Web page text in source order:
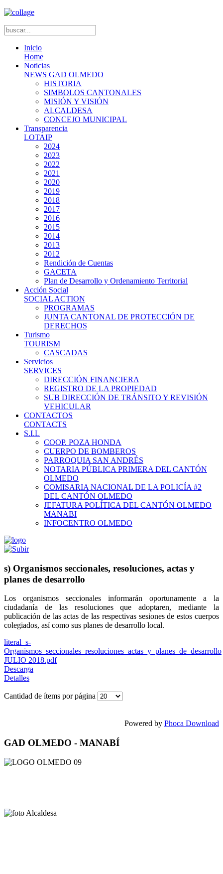
Inicio
Home
Noticias
NEWS GAD OLMEDO
HISTORIA
SIMBOLOS CANTONALES
MISIÓN Y VISIÓN
ALCALDESA
CONCEJO MUNICIPAL
Transparencia
LOTAIP
2024
2023
2022
2021
2020
2019
2018
2017
2016
2015
2014
2013
2012
Rendición de Cuentas
GACETA
Plan de Desarrollo y Ordenamiento Territorial
Acción Social
SOCIAL ACTION
PROGRAMAS
JUNTA CANTONAL DE PROTECCIÓN DE
DERECHOS
Turismo
TOURISM
CASCADAS
Servicios
SERVICES
DIRECCIÓN FINANCIERA
REGISTRO DE LA PROPIEDAD
SUB DIRECCIÓN DE TRÁNSITO Y REVISIÓN
VEHICULAR
CONTACTOS
CONTACTS
S.I.L
COOP. POZA HONDA
CUERPO DE BOMBEROS
PARROQUIA SAN ANDRÉS
NOTARIA PÚBLICA PRIMERA DEL CANTÓN
OLMEDO
COMISARIA NACIONAL DE LA POLICÍA #2
DEL CANTÓN OLMEDO
JEFATURA POLÍTICA DEL CANTÓN OLMEDO
MANABI
INFOCENTRO OLMEDO
s) Organismos seccionales, resoluciones, actas y
planes de desarrollo
Los organismos seccionales informarán oportunamente a la
ciudadanía de las resoluciones que adoptaren, mediante la
publicación de las actas de las respectivas sesiones de estos cuerpos
colegiados, así como sus planes de desarrollo local.
literal_s-
Organismos_seccionales_resoluciones_actas_y_planes_de_desarrollo
JULIO 2018.pdf
Descarga
Detalles
Cantidad de ítems por página
Powered by Phoca Download
GAD OLMEDO - MANABÍ